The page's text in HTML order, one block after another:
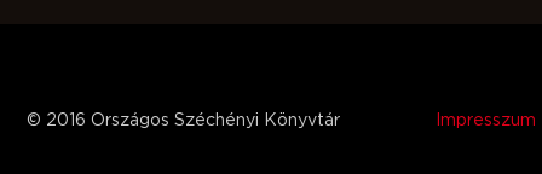
© 2016 Országos Széchényi Könyvtár Impresszum